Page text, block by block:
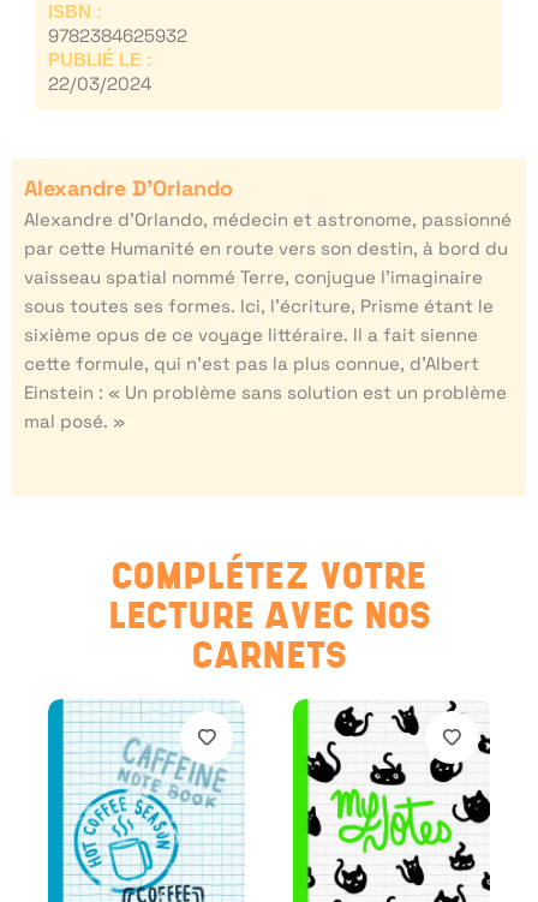
ISBN :
9782384625932
PUBLIÉ LE :
22/03/2024
Alexandre D’Orlando
Alexandre d’Orlando, médecin et astronome, passionné
par cette Humanité en route vers son destin, à bord du
vaisseau spatial nommé Terre, conjugue l’imaginaire
sous toutes ses formes. Ici, l’écriture, Prisme étant le
sixième opus de ce voyage littéraire. Il a fait sienne
cette formule, qui n’est pas la plus connue, d’Albert
Einstein : « Un problème sans solution est un problème
mal posé. »
COMPLÉTEZ VOTRE
LECTURE AVEC NOS
CARNETS